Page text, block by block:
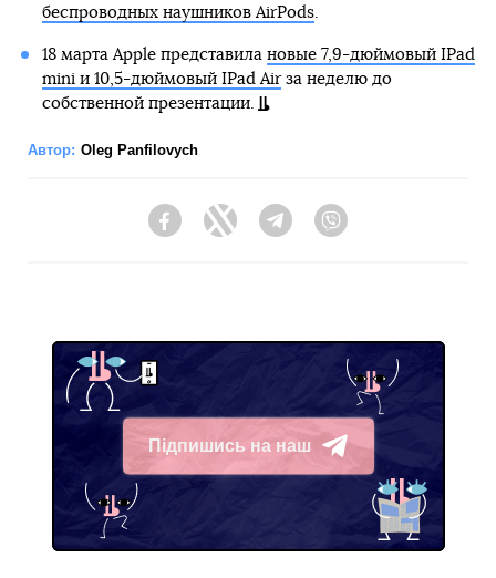
беспроводных наушников AirPods.
18 марта Apple представила новые 7,9-дюймовый IPad
mini и 10,5-дюймовый IPad Airза неделю до
собственной презентации.
Автор: Oleg Panfilovych
FacebookTwitter Telegram
Підпишись на наш
Telegram